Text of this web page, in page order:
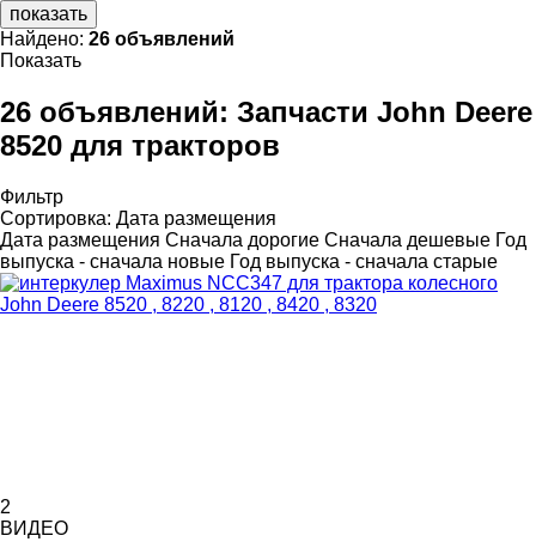
показать
Найдено: 26 объявлений
Показать
26 объявлений: Запчасти John Deere
8520 для тракторов
Фильтр
Сортировка: Дата размещения
Дата размещения Сначала дорогие Сначала дешевые Год
выпуска - сначала новые Год выпуска - сначала старые
2
ВИДЕО